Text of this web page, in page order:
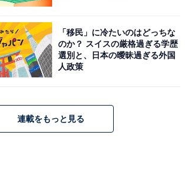
乃
トの執筆、監修。雑誌、Web、広告
などを多数手がけています。
ー：tokico
営業、住宅情報誌の編集を経てフリ
「移民」に冷たいのはどっちな
のか？ スイスの厳格過ぎる学歴
選別と、日本の曖昧過ぎる外国
人政策
連載をもっと見る